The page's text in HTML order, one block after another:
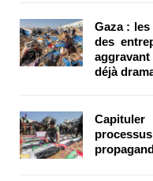
Gaza :
des
déjà